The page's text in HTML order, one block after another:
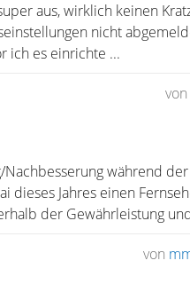
aus, wirklich keinen
nicht
ich es einrichte ...
von
während
dieses Jahres einen
der Gewährleistung
von